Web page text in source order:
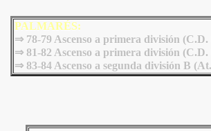
PALMARÉS:
⇒ 78-79 Ascenso a primera división
⇒ 81-82 Ascenso a primera división
⇒ 83-84 Ascenso a segunda división B